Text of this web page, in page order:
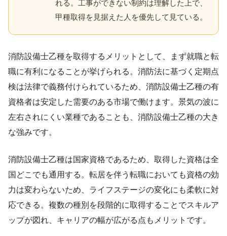
れる。工事ができない制約は理解した上で、
甲種取得を見据えた人を優先して見ている。
消防設備士乙種を取得するメリットとして、まず就職と転
職に有利になることが挙げられる。消防法に基づく定期点
検は法律で義務付けられているため、消防設備士乙種の有
資格者は安定した需要のある市場で働けます。景気の波に
左右されにくい業種であることも、消防設備士乙種の大き
な強みです。
消防設備士乙種は国家資格であるため、取得した資格は全
国どこでも通用する。転居を伴う転職においても資格の効
力は変わらないため、ライフステージの変化にも柔軟に対
応できる。複数の種別を段階的に取得することでスキルア
ップが図れ、キャリアの幅が広がる点もメリットです。